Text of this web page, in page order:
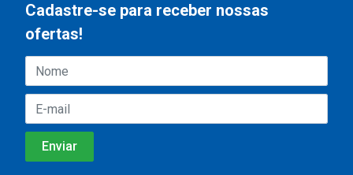
Cadastre-se para receber nossas
ofertas!